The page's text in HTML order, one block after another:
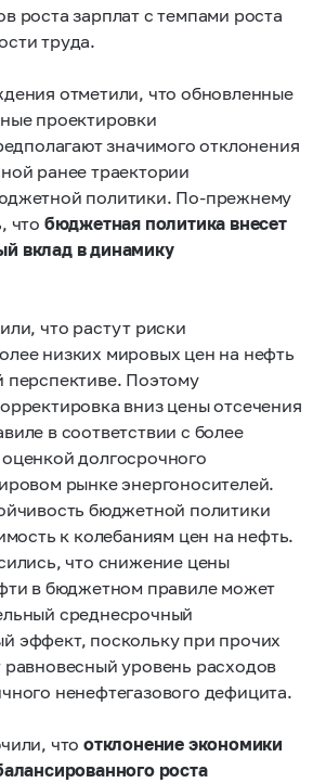
роста зарплат с темпами роста
труда.
отметили, что обновленные
проектировки
значимого отклонения
ранее траектории
политики. По-прежнему
что бюджетная политика внесет
вклад в динамику
что растут риски
низких мировых цен на нефть
перспективе. Поэтому
вниз цены отсечения
в соответствии с более
долгосрочного
рынке энергоносителей.
бюджетной политики
к колебаниям цен на нефть.
что снижение цены
в бюджетном правиле может
среднесрочный
эффект, поскольку при прочих
равновесный уровень расходов
ненефтегазового дефицита.
что отклонение экономики
роста